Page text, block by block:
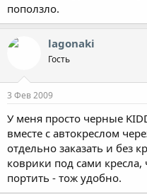
поползло.
lagonaki
Гость
3 Фев 2009
У меня просто черные
вместе с автокреслом
отдельно заказать и без
коврики под сами кресла,
портить - тож удобно.